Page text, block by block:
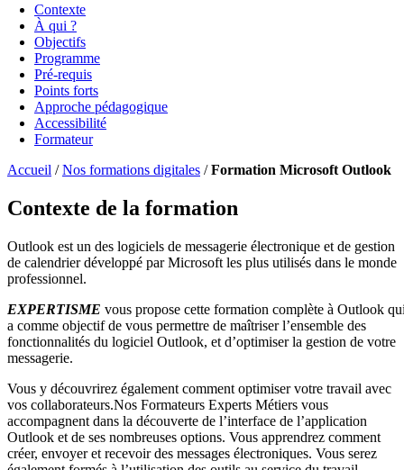
Contexte
À qui ?
Objectifs
Programme
Pré-requis
Points forts
Approche pédagogique
Accessibilité
Formateur
Accueil /Nos formations digitales /Formation Microsoft Outlook
Contexte de la formation
Outlook est un des logiciels de messagerie électronique et de gestion
de calendrier développé par Microsoft les plus utilisés dans le monde
professionnel.
EXPERTISME vous propose cette formation complète à Outlook
a comme objectif de vous permettre de maîtriser l’ensemble des
fonctionnalités du logiciel Outlook, et d’optimiser la gestion de votre
messagerie.
Vous y découvrirez également comment optimiser votre travail avec
vos collaborateurs.Nos Formateurs Experts Métiers vous
accompagnent dans la découverte de l’interface de l’application
Outlook et de ses nombreuses options. Vous apprendrez comment
créer, envoyer et recevoir des messages électroniques. Vous serez